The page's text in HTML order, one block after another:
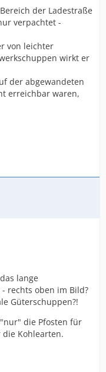
der Ladestraße
verpachtet -
von leichter
wirkt er
der abgewandeten
erreichbar waren,
lange
rechts oben im Bild?
Güterschuppen?!
die Pfosten für
Kohlearten.